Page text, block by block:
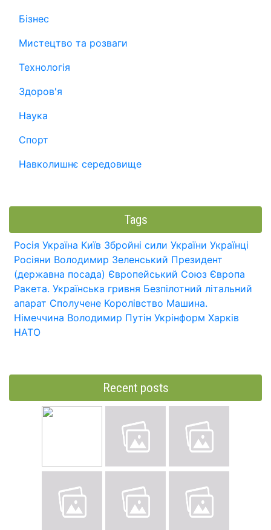
Бізнес
Мистецтво та розваги
Технологія
Здоров'я
Наука
Спорт
Навколишнє середовище
Tags
Росія Україна Київ Збройні сили України Українці
Росіяни Володимир Зеленський Президент
(державна посада) Європейський Союз Європа
Ракета. Українська гривня Безпілотний літальний
апарат Сполучене Королівство Машина.
Німеччина Володимир Путін Укрінформ Харків
НАТО
Recent posts